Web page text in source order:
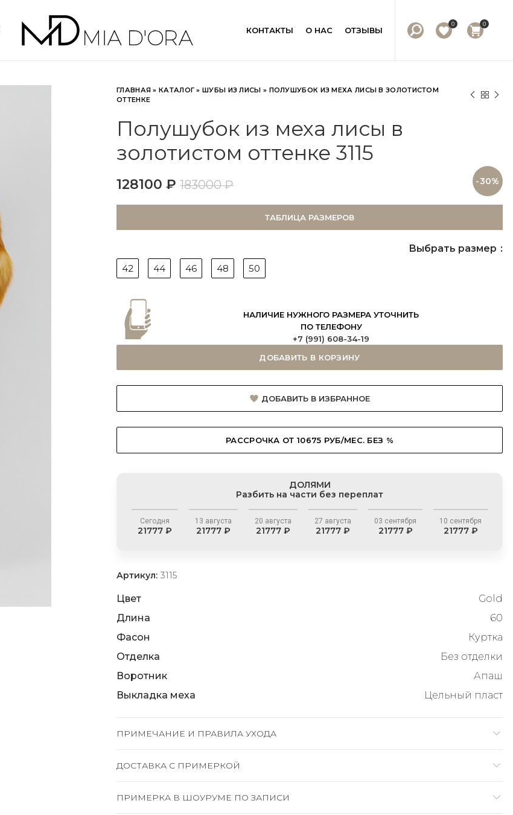
КОНТАКТЫ О НАС ОТЗЫВЫ
0 0
ГЛАВНАЯ »КАТАЛОГ »ШУБЫ ИЗ ЛИСЫ » ПОЛУШУБОК ИЗ МЕХА ЛИСЫ В ЗОЛОТИСТОМ
ОТТЕНКЕ
Полушубок из меха лисы в
золотистом оттенке 3115
128100 ₽ 183000₽ -30%
ТАБЛИЦА РАЗМЕРОВ
Выбрать размер
42
44 46 48 50
НАЛИЧИЕ НУЖНОГО РАЗМЕРА УТОЧНИТЬ
ПО ТЕЛЕФОНУ
+7 (991) 608-34-19
ДОБАВИТЬ В КОРЗИНУ
ДОБАВИТЬ В ИЗБРАННОЕ
РАССРОЧКА ОТ 10675 РУБ/МЕС. БЕЗ %
ДОЛЯМИ
Разбить на части без переплат
Сегодня
21777 ₽
13 августа
21777 ₽
20 августа
21777 ₽
27 августа
21777 ₽
03 сентября
21777 ₽
10 сентября
21777 ₽
Артикул: 3115
Цвет
Gold
Длина
60
Фасон
Куртка
Отделка
Без отделки
Воротник
Апаш
Выкладка меха
Цельный пласт
ПРИМЕЧАНИЕ И ПРАВИЛА УХОДА
ДОСТАВКА C ПРИМЕРКОЙ
ПРИМЕРКА В ШОУРУМЕ ПО ЗАПИСИ